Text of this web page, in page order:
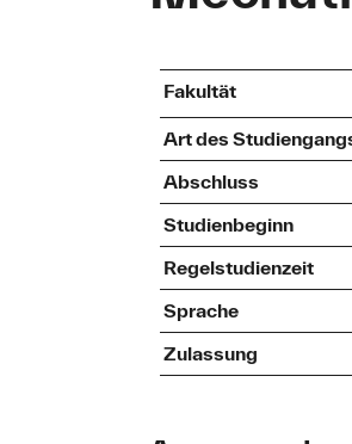
Fakultät
Art des
Abschluss
Studienbeginn
Regelstudienzeit
Sprache
Zulassung